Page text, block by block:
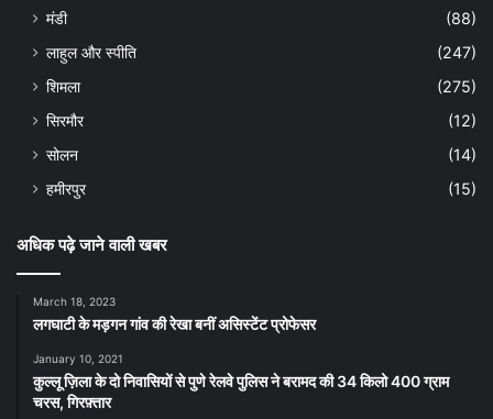
मंडी
(88)
लाहुल और स्पीति
(247)
शिमला
(275)
सिरमौर
(12)
सोलन
(14)
हमीरपुर
(15)
अधिक पढ़े जाने वाली खबर
March 18, 2023
लगघाटी के मड़गन गांव की रेखा बनीं असिस्टेंट प्रोफेसर
January 10, 2021
कुल्लू ज़िला के दो निवासियों से पुणे रेलवे पुलिस ने बरामद की 34 किलो 400 ग्राम
चरस, गिरफ़्तार